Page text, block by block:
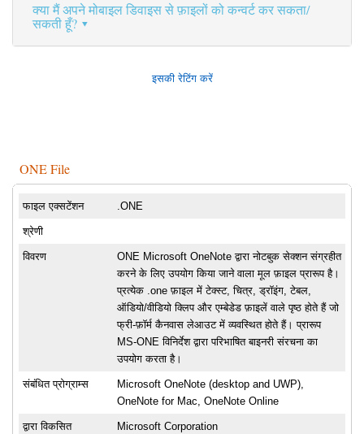
क्या मैं अपने मोबाइल डिवाइस से फ़ाइलों को कन्वर्ट कर सकता/
सकती हूँ?
इसकी रेटिंग करें
ONE File
फाइल एक्सटेंशन .ONE
श्रेणी
विवरण
ONE Microsoft OneNote द्वारा नोटबुक सेक्शन संग्रहीत
करने के लिए उपयोग किया जाने वाला मूल फ़ाइल प्रारूप है।
प्रत्येक .one फ़ाइल में टेक्स्ट, चित्र, ड्रॉइंग, टेबल,
ऑडियो/वीडियो क्लिप और एम्बेडेड फ़ाइलें वाले पृष्ठ होते हैं जो
फ्री-फ़ॉर्म कैनवास लेआउट में व्यवस्थित होते हैं। प्रारूप
MS-ONE विनिर्देश द्वारा परिभाषित बाइनरी संरचना का
उपयोग करता है।
संबंधित प्रोग्राम्स
Microsoft OneNote (desktop and UWP),
OneNote for Mac, OneNote Online
द्वारा विकसित Microsoft Corporation